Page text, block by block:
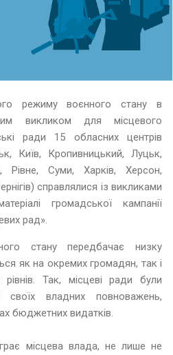
режиму воєнного стану в
викликом для місцевого
ради 15 обласних центрів
Київ, Кропивницький, Луцьк,
Рівне, Суми, Харків, Херсон,
справлялися із викликами
громадської кампанії
рад».
стану передбачає низку
як на окремих громадян, так і
Так, місцеві ради були
своїх владних повноважень,
бюджетних видатків.
місцева влада, не лише не